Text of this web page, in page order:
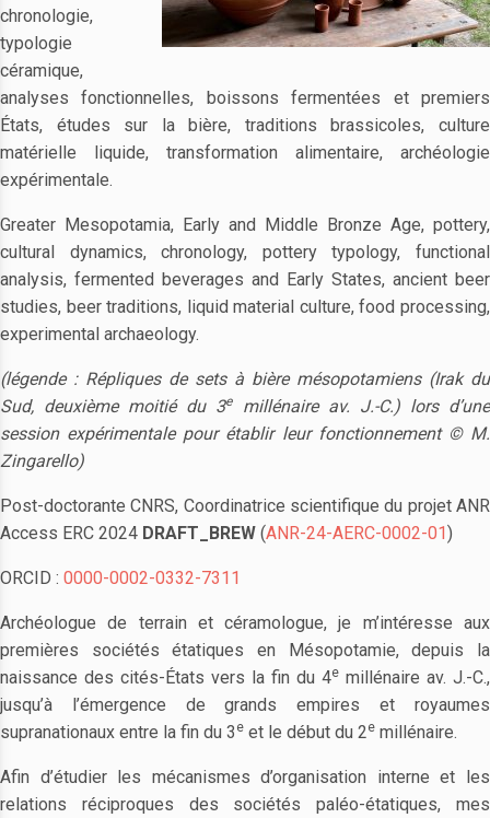
chronologie,
typologie
céramique,
analyses fonctionnelles, boissons fermentées et premiers
États, études sur la bière, traditions brassicoles, culture
matérielle liquide, transformation alimentaire, archéologie
expérimentale.
Greater Mesopotamia, Early and Middle Bronze Age, pottery,
cultural dynamics, chronology, pottery typology, functional
analysis, fermented beverages and Early States, ancient beer
studies, beer traditions, liquid material culture, food processing,
experimental archaeology.
(légende : Répliques de sets à bière mésopotamiens (Irak du
Sud, deuxième moitié du 3emillénaire av. J.-C.) lors d’une
session expérimentale pour établir leur fonctionnement © M.
Zingarello)
Post-doctorante CNRS, Coordinatrice scientifique du projet ANR
Access ERC 2024 DRAFT_BREW (ANR-24-AERC-0002-01)
ORCID : 0000-0002-0332-7311
Archéologue de terrain et céramologue, je m’intéresse aux
premières sociétés étatiques en Mésopotamie, depuis la
naissance des cités-États vers la fin du 4e millénaire av. J.-C.,
jusqu’à l’émergence de grands empires et royaumes
supranationaux entre la fin du 3 e et le début du 2e millénaire.
Afin d’étudier les mécanismes d’organisation interne et les
relations réciproques des sociétés paléo-étatiques, mes